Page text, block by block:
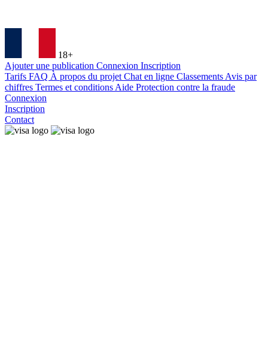
18+
Ajouter une publication Connexion Inscription
Tarifs FAQ À propos du projet Chat en ligne Classements Avis par
chiffres Termes et conditions Aide Protection contre la fraude
Connexion
Inscription
Contact